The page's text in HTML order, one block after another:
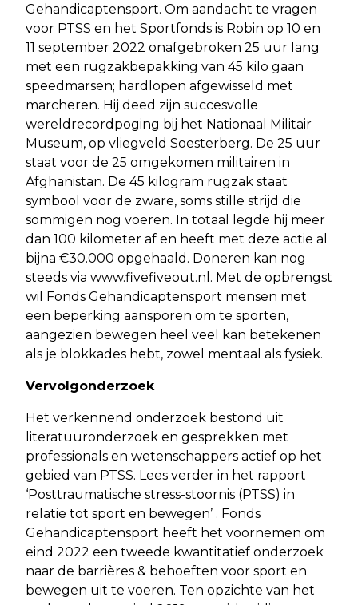
Gehandicaptensport. Om aandacht te vragen
voor PTSS en het Sportfonds is Robin op 10 en
11 september 2022 onafgebroken 25 uur lang
met een rugzakbepakking van 45 kilo gaan
speedmarsen; hardlopen afgewisseld met
marcheren. Hij deed zijn succesvolle
wereldrecordpoging bij het Nationaal Militair
Museum, op vliegveld Soesterberg. De 25 uur
staat voor de 25 omgekomen militairen in
Afghanistan. De 45 kilogram rugzak staat
symbool voor de zware, soms stille strijd die
sommigen nog voeren. In totaal legde hij meer
dan 100 kilometer af en heeft met deze actie al
bijna €30.000 opgehaald. Doneren kan nog
steeds via www.fivefiveout.nl. Met de opbrengst
wil Fonds Gehandicaptensport mensen met
een beperking aansporen om te sporten,
aangezien bewegen heel veel kan betekenen
als je blokkades hebt, zowel mentaal als fysiek.
Vervolgonderzoek
Het verkennend onderzoek bestond uit
literatuuronderzoek en gesprekken met
professionals en wetenschappers actief op het
gebied van PTSS. Lees verder in het rapport
‘Posttraumatische stress-stoornis (PTSS) in
relatie tot sport en bewegen’ . Fonds
Gehandicaptensport heeft het voornemen om
eind 2022 een tweede kwantitatief onderzoek
naar de barrières & behoeften voor sport en
bewegen uit te voeren. Ten opzichte van het